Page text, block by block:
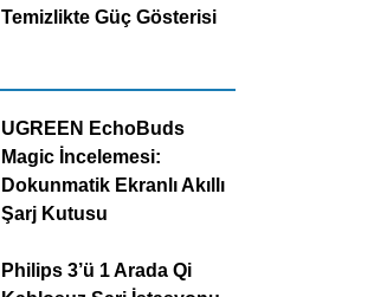
Temizlikte Güç Gösterisi
UGREEN EchoBuds
Magic İncelemesi:
Dokunmatik Ekranlı Akıllı
Şarj Kutusu
Philips 3’ü 1 Arada Qi